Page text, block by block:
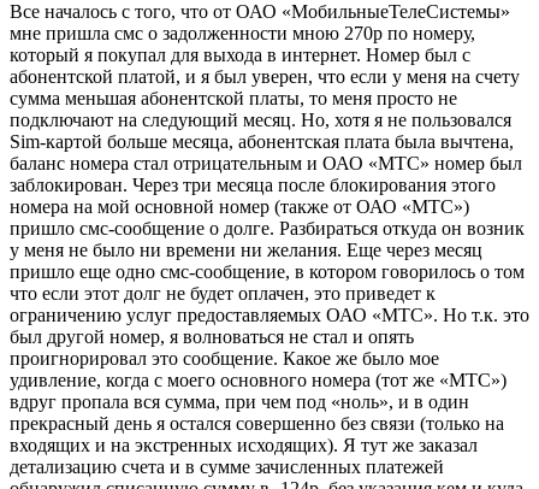
Все началось с того, что от ОАО «МобильныеТелеСистемы»
мне пришла смс о задолженности мною 270р по номеру,
который я покупал для выхода в интернет. Номер был с
абонентской платой, и я был уверен, что если у меня на счету
сумма меньшая абонентской платы, то меня просто не
подключают на следующий месяц. Но, хотя я не пользовался
Sim-картой больше месяца, абонентская плата была вычтена,
баланс номера стал отрицательным и ОАО «МТС» номер был
заблокирован. Через три месяца после блокирования этого
номера на мой основной номер (также от ОАО «МТС»)
пришло смс-сообщение о долге. Разбираться откуда он возник
у меня не было ни времени ни желания. Еще через месяц
пришло еще одно смс-сообщение, в котором говорилось о том
что если этот долг не будет оплачен, это приведет к
ограничению услуг предоставляемых ОАО «МТС». Но т.к. это
был другой номер, я волноваться не стал и опять
проигнорировал это сообщение. Какое же было мое
удивление, когда с моего основного номера (тот же «МТС»)
вдруг пропала вся сумма, при чем под «ноль», и в один
прекрасный день я остался совершенно без связи (только на
входящих и на экстренных исходящих). Я тут же заказал
детализацию счета и в сумме зачисленных платежей